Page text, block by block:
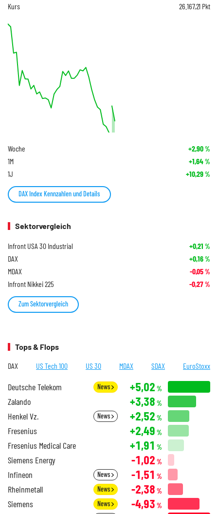
Kurs 26.167,21 Pkt
Woche +2,90%
1M +1,64%
1J +10,29%
DAX Index Kennzahlen und Details
Sektorvergleich
Infront USA 30 Industrial +0,21 %
DAX +0,16%
MDAX -0,05%
Infront Nikkei 225 -0,27%
Zum Sektorvergleich
Tops & Flops
DAX US Tech 100 US 30 MDAX SDAX EuroStoxx
Deutsche Telekom News +5,02 %
Zalando +3,38 %
Henkel Vz. News +2,52 %
Fresenius +2,49 %
Fresenius Medical Care +1,91 %
Siemens Energy -1,02 %
Infineon News -1,51 %
Rheinmetall News -2,38 %
Siemens News -4,93 %